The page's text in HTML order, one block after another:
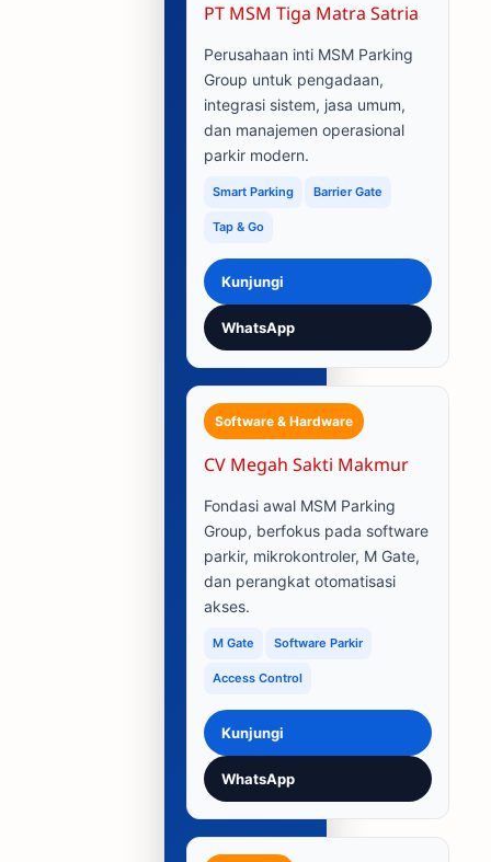
PT MSM Tiga Matra Satria
Perusahaan inti MSM Parking
Group untuk pengadaan,
integrasi sistem, jasa umum,
dan manajemen operasional
parkir modern.
Smart Parking Barrier Gate
Tap & Go
Kunjungi
WhatsApp
Software & Hardware
CV Megah Sakti Makmur
Fondasi awal MSM Parking
Group, berfokus pada software
parkir, mikrokontroler, M Gate,
dan perangkat otomatisasi
akses.
M Gate Software Parkir
Access Control
Kunjungi
WhatsApp